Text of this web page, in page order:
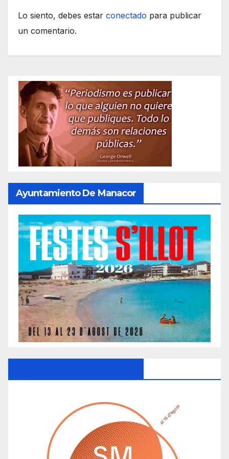
Lo siento, debes estar conectado para publicar
un comentario.
Ayuntamiento De Manacor